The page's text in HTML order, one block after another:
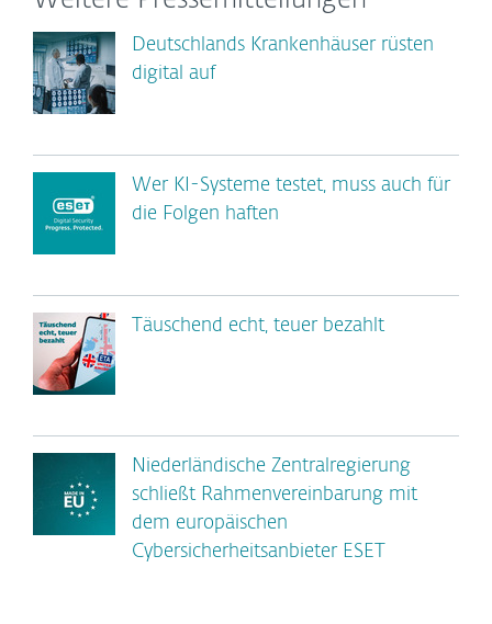
Deutschlands Krankenhäuser rüsten
digital auf
Wer KI-Systeme testet, muss auch für
die Folgen haften
Täuschend echt, teuer bezahlt
Niederländische Zentralregierung
schließt Rahmenvereinbarung mit
dem europäischen
Cybersicherheitsanbieter ESET